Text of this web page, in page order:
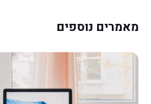
מאמרים נוספים